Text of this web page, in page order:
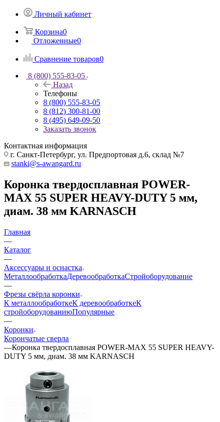
Личный кабинет
Корзина0
Отложенные0
Сравнение товаров0
8 (800) 555-83-05
Назад
Телефоны
8 (800) 555-83-05
8 (812) 300-81-00
8 (495) 649-09-50
Заказать звонок
Контактная информация
г. Санкт-Петербург, ул. Предпортовая д.6, склад №7
stanki@s-awangard.ru
Коронка твердосплавная POWER-
MAX 55 SUPER HEAVY-DUTY 5 мм,
диам. 38 мм KARNASCH
Главная
—
Каталог
—
Аксeccyapы и оснастка
МеталлообработкаДеревообработкаСтройоборудование
—
Фрезы свёрла коронки
К металлообработкеК деревообработкеК
стройоборудованиюПопулярные
—
Коронки
Корончатые сверла
—Коронка твердосплавная POWER-MAX 55 SUPER HEAVY-
DUTY 5 мм, диам. 38 мм KARNASCH